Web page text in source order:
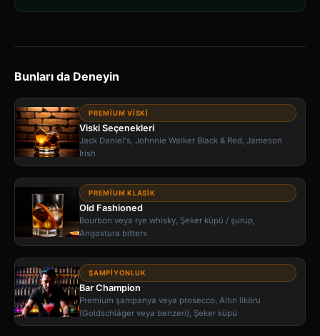
Bunları da Deneyin
PREMIUM VISKI
Viski Seçenekleri
Jack Daniel's, Johnnie Walker Black & Red, Jameson
Irish
PREMIUM KLASIK
Old Fashioned
Bourbon veya rye whisky, Şeker küpü / şurup,
Angostura bitters
ŞAMPIYONLUK
Bar Champion
Premium şampanya veya prosecco, Altın liköru
(Goldschläger veya benzeri), Şeker küpü